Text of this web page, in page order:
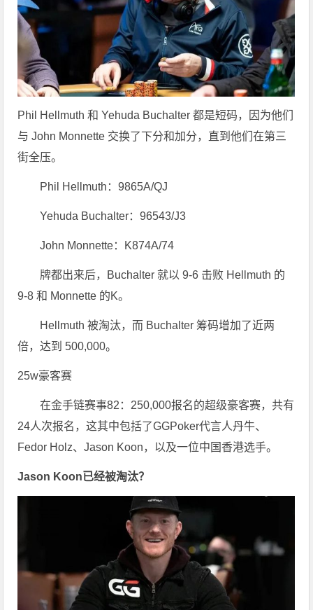
Phil Hellmuth 和 Yehuda Buchalter 都是短码，因为他们
与 John Monnette 交换了下分和加分，直到他们在第三
街全压。
Phil Hellmuth：9865A/QJ
Yehuda Buchalter：96543/J3
John Monnette：K874A/74
牌都出来后，Buchalter 就以 9-6 击败 Hellmuth 的
9-8 和 Monnette 的K。
Hellmuth 被淘汰，而 Buchalter 筹码增加了近两
倍，达到 500,000。
25w豪客赛
在金手链赛事82：250,000报名的超级豪客赛，共有
24人次报名，这其中包括了GGPoker代言人丹牛、
Fedor Holz、Jason Koon，以及一位中国香港选手。
Jason Koon已经被淘汰？